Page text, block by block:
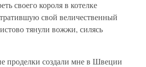
своего короля в котелке
свой величественный
тянули вожжи, силясь
проделки создали мне в Швеции